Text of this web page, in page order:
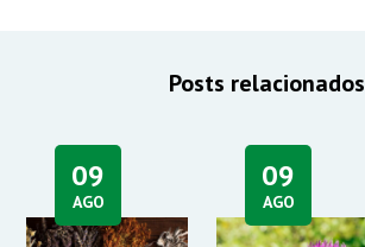
Posts relacionados
09
AGO
09
AGO